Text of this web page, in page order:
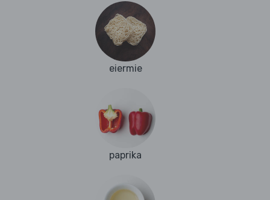
eiermie
paprika